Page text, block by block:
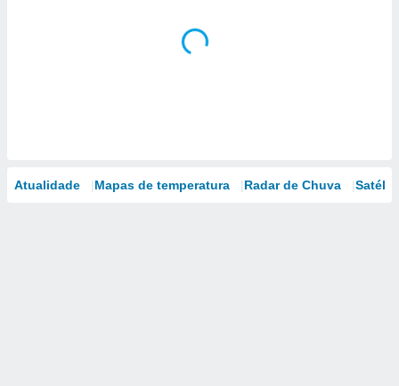
Atualidade Mapas de temperatura Radar de Chuva